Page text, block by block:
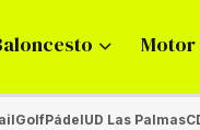
Motor
GolfPádelUD Las Palmas